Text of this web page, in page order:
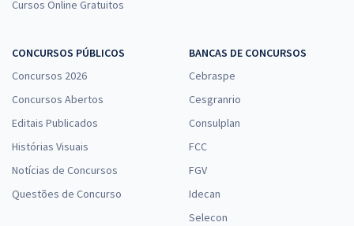
Cursos Online Gratuitos
CONCURSOS PÚBLICOS
Concursos 2026
Concursos Abertos
Editais Publicados
Histórias Visuais
Notícias de Concursos
Questões de Concurso
BANCAS DE CONCURSOS
Cebraspe
Cesgranrio
Consulplan
FCC
FGV
Idecan
Selecon